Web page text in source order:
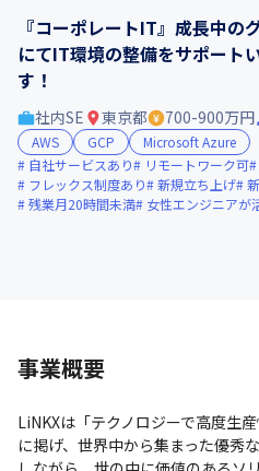
『コーポレートIT』成長中の
にてIT環境の整備をサポート
す！
社内SE 東京都 700-900万円
AWS GCP
Microsoft Azure
自社サービスあり
リモートワーク可
フレックス制度あり
新規立ち上げ
残業月20時間未満
女性エンジニアが
事業概要
LiNKXは「テクノロジーで高度生
に掲げ、世界中から集まった優秀